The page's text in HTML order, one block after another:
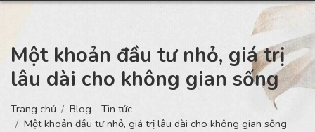
Một khoản đầu tư nhỏ, giá trị
lâu dài cho không gian sống
Trang chủ
Blog - Tin tức
Một khoản đầu tư nhỏ, giá trị lâu dài cho không gian sống